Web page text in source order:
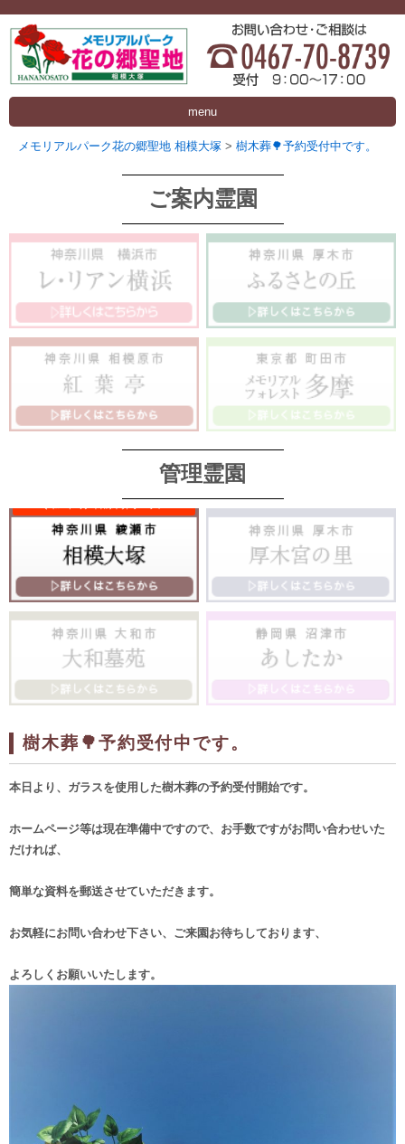
menu
メモリアルパーク花の郷聖地 相模大塚 > 樹木葬🌳予約受付中です。
ご案内霊園
管理霊園
樹木葬🌳予約受付中です。
本日より、ガラスを使用した樹木葬の予約受付開始です。
ホームページ等は現在準備中ですので、お手数ですがお問い合わせいた
だければ、
簡単な資料を郵送させていただきます。
お気軽にお問い合わせ下さい、ご来園お待ちしております、
よろしくお願いいたします。